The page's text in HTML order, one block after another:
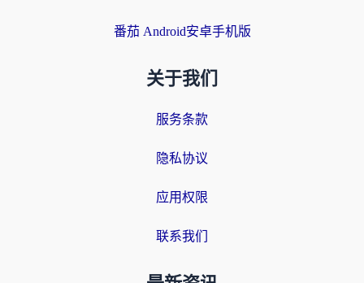
番茄 Android安卓手机版
关于我们
服务条款
隐私协议
应用权限
联系我们